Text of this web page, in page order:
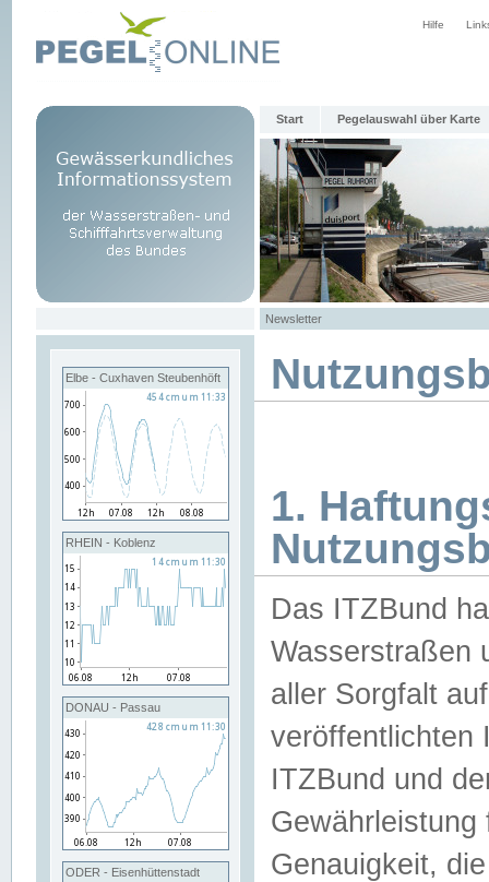
Hilfe
Start Pegelauswahl über Karte
Newsletter
Elbe - Cuxhaven Steubenhöft
RHEIN - Koblenz
DONAU - Passau
ODER - Eisenhüttenstadt
1.
Das ITZBund
Wasserstraßen
aller Sorgfalt
veröffentlichten
ITZBund und
Genauigkeit,